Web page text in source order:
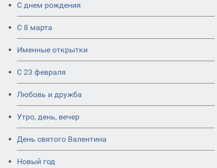
С днем рождения
С 8 марта
Именные открытки
С 23 февраля
Любовь и дружба
Утро, день, вечер
День святого Валентина
Новый год